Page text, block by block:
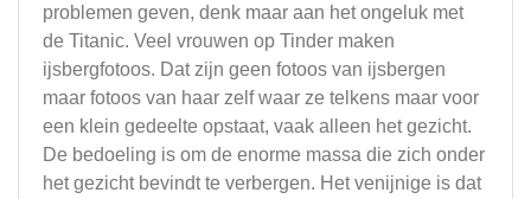
problemen geven, denk maar aan het ongeluk met
de Titanic. Veel vrouwen op Tinder maken
ijsbergfotoos. Dat zijn geen fotoos van ijsbergen
maar fotoos van haar zelf waar ze telkens maar voor
een klein gedeelte opstaat, vaak alleen het gezicht.
De bedoeling is om de enorme massa die zich onder
het gezicht bevindt te verbergen. Het venijnige is dat